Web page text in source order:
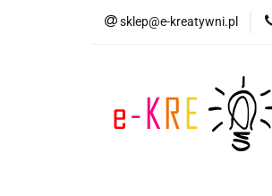
sklep@e-kreatywni.pl